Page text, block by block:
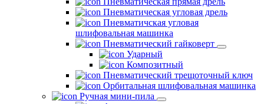
Пневматическая угловая дрель
Пневматичская угловая
шлифовальная машинка
Пневматический гайковерт
Ударный
Композитный
Пневматический трещоточный ключ
Орбитальная шлифовальная машинка
Ручная мини-пила